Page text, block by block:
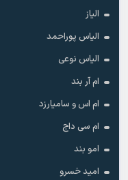
الیاز
الیاس پوراحمد
الیاس نوعی
ام آر بند
ام اس و سامیارزد
ام سی داج
امو بند
امید خسرو